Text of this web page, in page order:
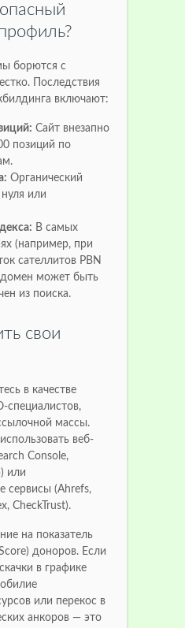
борются с
Последствия
включают:
Сайт внезапно
позиций по
Органический
или
В самых
(например, при
сателлитов PBN
домен может быть
из поиска.
свои
в качестве
специалистов,
массы.
веб-
Console,
или
сервисы (Ahrefs,
CheckTrust).
на показатель
доноров. Если
в графике
или перекос в
анкоров — это